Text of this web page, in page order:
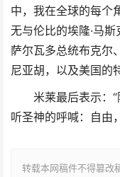
中，我在全球的每个
无与伦比的埃隆·马
萨尔瓦多总统布克尔
尼亚胡，以及美国的
米莱最后表示：
听圣神的呼喊：自由
转载本网稿件不得篡改